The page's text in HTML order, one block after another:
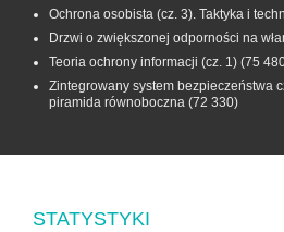
Ochrona osobista (cz. 3). Taktyka i
Drzwi o zwiększonej odporności na
Teoria ochrony informacji (cz. 1) (75
Zintegrowany system bezpieczeństwa
piramida równoboczna (72 330)
STATYSTYKI